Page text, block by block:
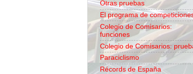
Otras pruebas
El programa de
Colegio de Comisarios:
funciones
Colegio de Comisarios:
Paraciclismo
Récords de España